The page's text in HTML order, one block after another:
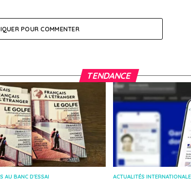
POUR COMMENTER
TENDANCE
AU BANC D'ESSAI ACTUALITÉS